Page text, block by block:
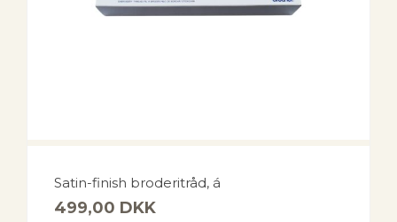
Satin-finish broderitråd, á
499,00 DKK